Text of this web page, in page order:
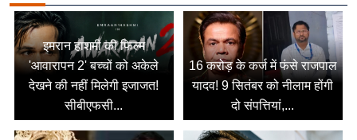
इमरान हाशमी की फिल्म
'आवारापन 2' बच्चों को अकेले
देखने की नहीं मिलेगी इजाजत!
सीबीएफसी...
16 करोड़ के कर्ज में फंसे राजपाल
यादव! 9 सितंबर को नीलाम होंगी
दो संपत्तियां,...